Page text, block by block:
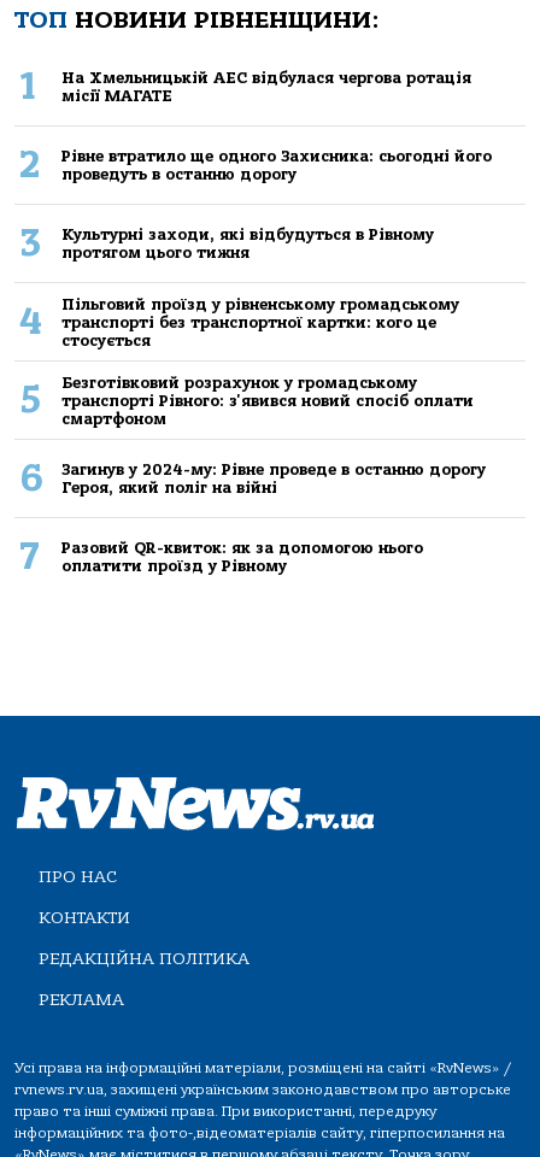
ТОП НОВИНИ РІВНЕНЩИНИ:
1
На Хмельницькій АЕС відбулася чергова ротація
місії МАГАТЕ
2
Рівне втратило ще одного Захисника: сьогодні його
проведуть в останню дорогу
3
Культурні заходи, які відбудуться в Рівному
протягом цього тижня
4
Пільговий проїзд у рівненському громадському
транспорті без транспортної картки: кого це
стосується
5
Безготівковий розрахунок у громадському
транспорті Рівного: з'явився новий спосіб оплати
смартфоном
6
Загинув у 2024-му: Рівне проведе в останню дорогу
Героя, який поліг на війні
7
Разовий QR-квиток: як за допомогою нього
оплатити проїзд у Рівному
ПРО НАС
КОНТАКТИ
РЕДАКЦІЙНА ПОЛІТИКА
РЕКЛАМА
Усі права на інформаційні матеріали, розміщені на сайті «RvNews» /
rvnews.rv.ua, захищені українським законодавством про авторське
право та інші суміжні права. При використанні, передруку
інформаційних та фото-,відеоматеріалів сайту, гіперпосилання на